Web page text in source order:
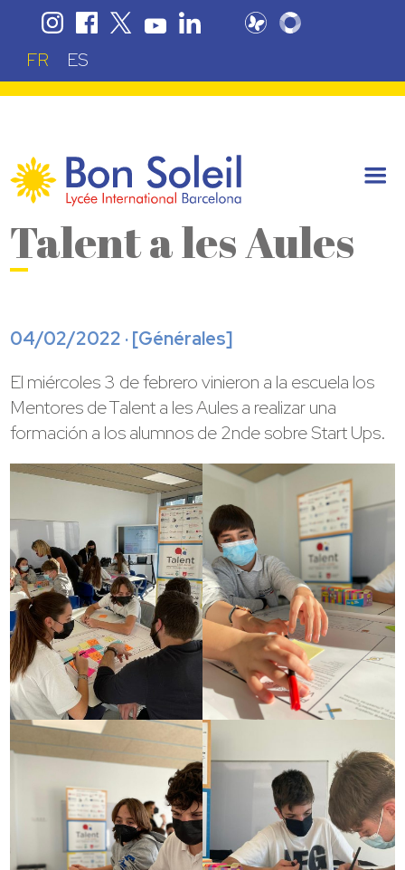
FR ES
Talent a les Aules
04/02/2022 · [Générales]
El miércoles 3 de febrero vinieron a la escuela los
Mentores de Talent a les Aules a realizar una
formación a los alumnos de 2nde sobre Start Ups.